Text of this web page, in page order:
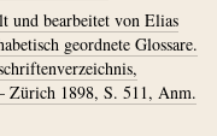
und bearbeitet von Elias
geordnete Glossare.
Zürich 1898, S. 511, Anm.